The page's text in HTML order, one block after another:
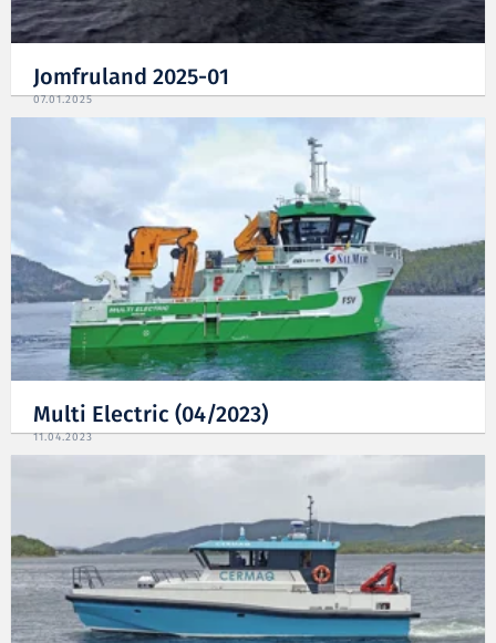
Jomfruland 2025-01
07.01.2025
Multi Electric (04/2023)
11.04.2023